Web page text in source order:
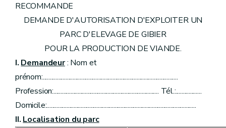
RECOMMANDE
DEMANDE D'AUTORISATION D'EXPLOITER UN
PARC D'ELEVAGE DE GIBIER
POUR LA PRODUCTION DE VIANDE.
I. Demandeur: Nom et
prénom:...............................................................................................
Profession:.......................................................................... Tél.:..................
Domicile:.........................................................................................................
II. Localisation du parc